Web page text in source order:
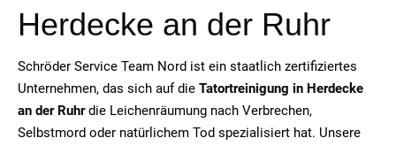
Herdecke an der Ruhr
Schröder Service Team Nord ist ein staatlich zertifiziertes
Unternehmen, das sich auf die Tatortreinigung in Herdecke
an der Ruhr die Leichenräumung nach Verbrechen,
Selbstmord oder natürlichem Tod spezialisiert hat. Unsere